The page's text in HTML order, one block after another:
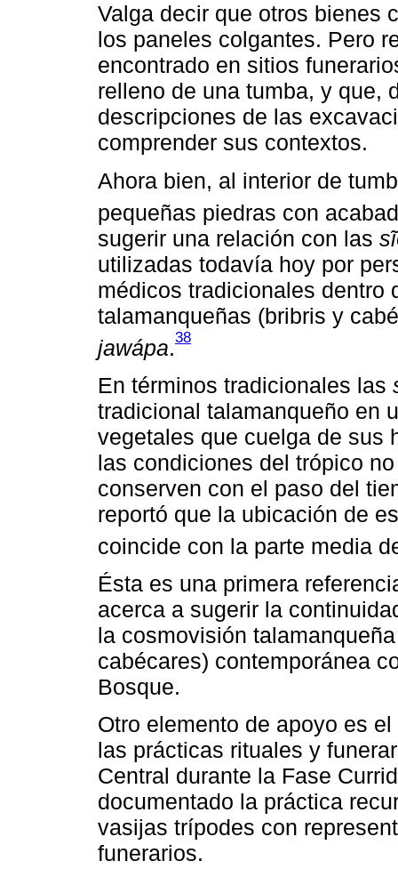
Valga decir que otros bienes
los paneles colgantes. Pero
encontrado en sitios
relleno de una tumba, y que,
descripciones de las
comprender sus contextos.
Ahora bien, al interior de
pequeñas piedras con
sugerir una relación con las
utilizadas todavía hoy por
médicos tradicionales dentro
talamanqueñas (bribris y
jawápa.38
En términos tradicionales las
tradicional talamanqueño en
vegetales que cuelga de sus
las condiciones del trópico
conserven con el paso del
reportó que la ubicación de
coincide con la parte media
Ésta es una primera
acerca a sugerir la
la cosmovisión
cabécares) contemporánea
Bosque.
Otro elemento de apoyo es
las prácticas rituales y
Central durante la Fase
documentado la práctica
vasijas trípodes con
funerarios.